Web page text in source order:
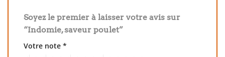
Soyez le premier à laisser votre avis sur
“Indomie, saveur poulet”
Votre note *